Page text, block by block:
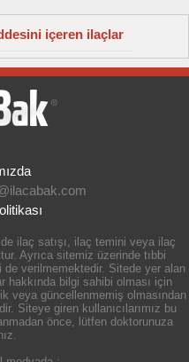
içeren ilaçlar
ilaç satışı, ilaç temini veya ilaç
Ayrıca sitemiz üzerinde tıbbi
de verilmemektedir. Sitede yer alan
hakkında bilgi sahibi olması için
veya güncellenmemiş olmasından
Siteye giren kullanıcılarımız bu
önce, lütfen doktorunuza